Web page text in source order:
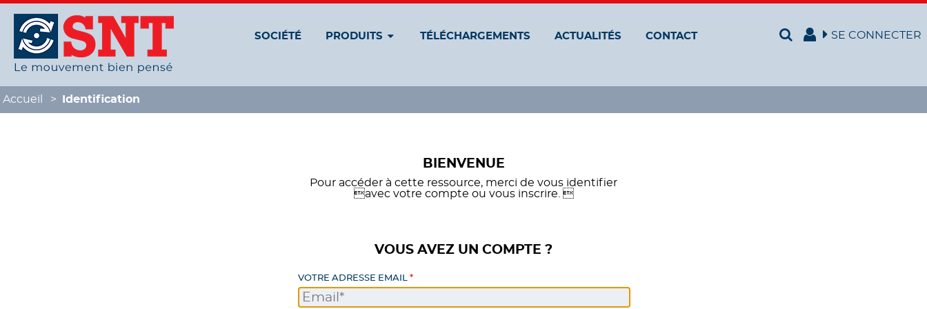
SE CONNECTER
SOCIÉTÉ PRODUITS TÉLÉCHARGEMENTS ACTUALITÉS CONTACT
Accueil Identification
BIENVENUE
Pour accéder à cette ressource, merci de vous identifier
avec votre compte ou vous inscrire. 
VOUS AVEZ UN COMPTE ?
VOTRE ADRESSE EMAIL
Panneau de gestion des cookies